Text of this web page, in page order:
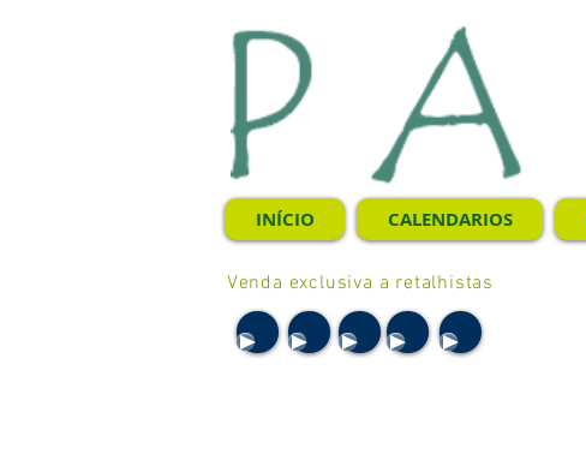
INÍCIO CALENDARIOS
Venda exclusiva a retalhistas